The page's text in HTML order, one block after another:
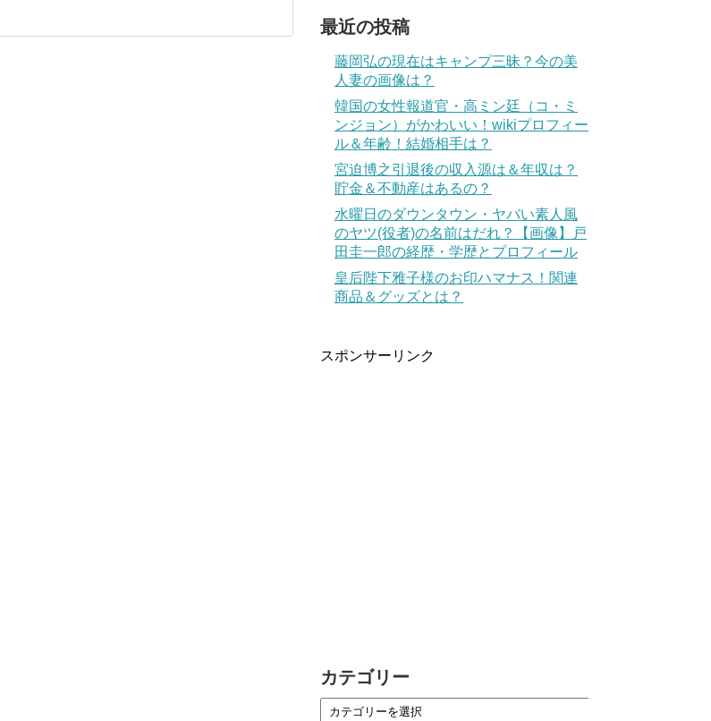
最近の投稿
藤岡弘の現在はキャンプ三昧？今の美
人妻の画像は？
韓国の女性報道官・高ミン廷（コ・ミ
ンジョン）がかわいい！wikiプロフィー
ル＆年齢！結婚相手は？
宮迫博之引退後の収入源は＆年収は？
貯金＆不動産はあるの？
水曜日のダウンタウン・ヤバい素人風
のヤツ(役者)の名前はだれ？【画像】戸
田圭一郎の経歴・学歴とプロフィール
皇后陛下雅子様のお印ハマナス！関連
商品＆グッズとは？
スポンサーリンク
カテゴリー